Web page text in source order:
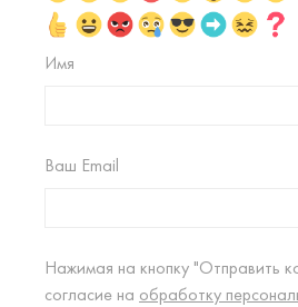
Имя
Ваш Email
Нажимая на кнопку "Отправить
согласие на обработку